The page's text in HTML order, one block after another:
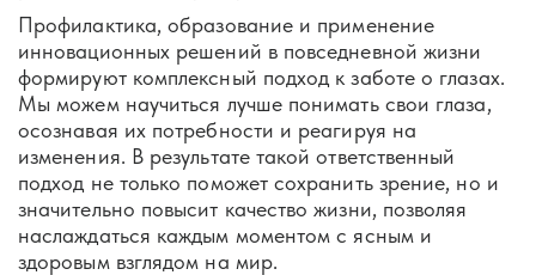
Профилактика, образование и применение
инновационных решений в повседневной жизни
формируют комплексный подход к заботе о глазах.
Мы можем научиться лучше понимать свои глаза,
осознавая их потребности и реагируя на
изменения. В результате такой ответственный
подход не только поможет сохранить зрение, но и
значительно повысит качество жизни, позволяя
наслаждаться каждым моментом с ясным и
здоровым взглядом на мир.